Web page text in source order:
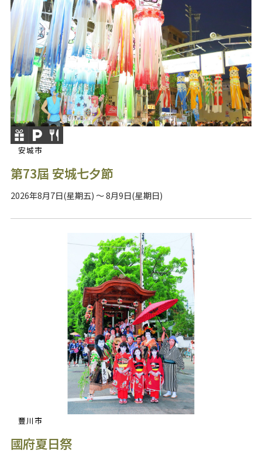
安城市
第73屆 安城七夕節
2026年8月7日(星期五) ～ 8月9日(星期日)
豐川市
國府夏日祭